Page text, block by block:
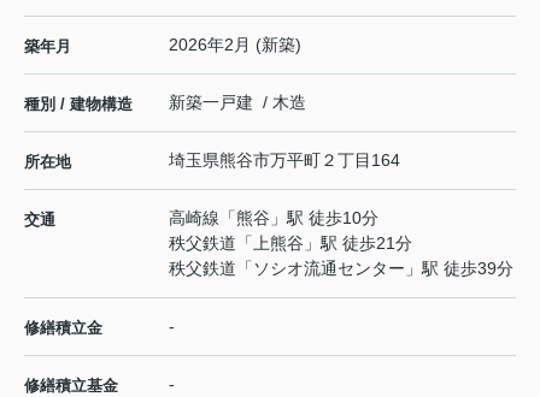
築年月 2026年2月 (新築)
種別 / 建物構造 新築一戸建 / 木造
所在地 埼玉県熊谷市万平町２丁目164
交通 高崎線 「熊谷 」駅 徒歩10分
秩父鉄道 「 上熊谷 」駅 徒歩21分
秩父鉄道 「 ソシオ流通センター 」駅 徒歩39分
修繕積立金 -
修繕積立基金 -